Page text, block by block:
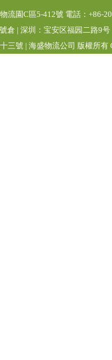
流園C區5-412號 電話：+86-
倉 | 深圳：宝安区福园二路9
三號 | 海盛物流公司 版權所有